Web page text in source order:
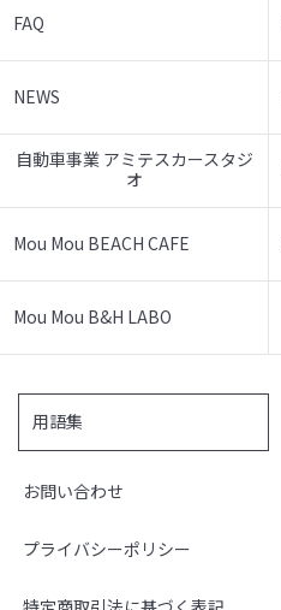
FAQ
NEWS
自動車事業 アミテスカースタジ
オ
Mou Mou BEACH CAFE
Mou Mou B&H LABO
用語集
お問い合わせ
プライバシーポリシー